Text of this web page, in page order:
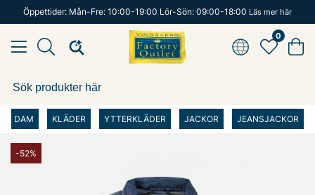
Öppettider: Mån-Fre: 10:00-19:00 Lör-Sön: 09:00-18:00 Läs mer här
0
DAM KLÄDER YTTERKLÄDER JACKOR JEANSJACKOR
-52%